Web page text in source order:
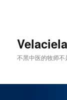
Velaciela
不黑中医的牧师不